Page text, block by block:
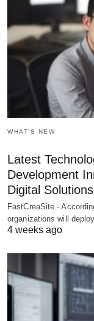
WHAT'S NEW
Latest
Development
Digital Solutions
FastCreaSite -
organizations will
4 weeks ago